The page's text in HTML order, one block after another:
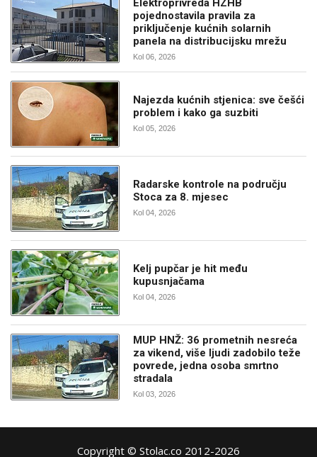
pojednostavila pravila za
priključenje kućnih solarnih
panela na distribucijsku mrežu
Kol 06, 2026
Najezda kućnih stjenica: sve češći
problem i kako ga suzbiti
Kol 05, 2026
Radarske kontrole na području
Stoca za 8. mjesec
Kol 04, 2026
Kelj pupčar je hit među
kupusnjačama
Kol 04, 2026
MUP HNŽ: 36 prometnih nesreća
za vikend, više ljudi zadobilo teže
povrede, jedna osoba smrtno
stradala
Kol 03, 2026
Copyright © Stolac.co 2012-2026